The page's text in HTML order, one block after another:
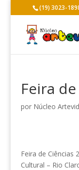
(19) 3023-
Feira
por Núcleo
Feira de Ciências
Cultural – Rio